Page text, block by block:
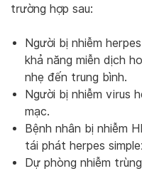
trường hợp sau:
Người bị nhiễm
khả năng miễn dịch
nhẹ đến trung bình.
Người bị nhiễm virus
mạc.
Bệnh nhân bị nhiễm
tái phát herpes
Dự phòng nhiễm